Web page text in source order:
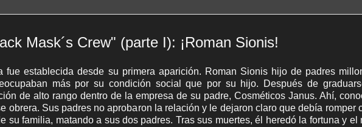
Mask´s Crew" (parte I): ¡Roman Sionis!
fue establecida desde su primera aparición. Roman Sionis hijo de padres
más por su condición social que por su hijo. Después de
de alto rango dentro de la empresa de su padre, Cosméticos Janus. Ahí,
obrera. Sus padres no aprobaron la relación y le dejaron claro que debía romper
su familia, matando a sus dos padres. Tras sus muertes, él heredó la fortuna y el